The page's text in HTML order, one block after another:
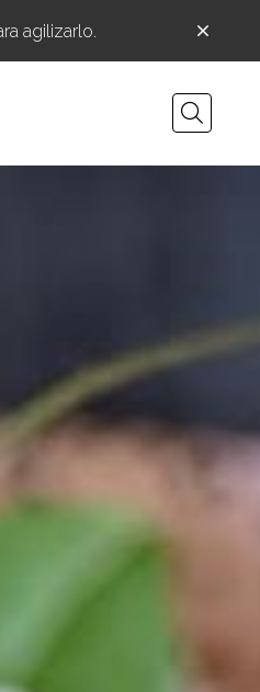
agilizarlo.
Buscar